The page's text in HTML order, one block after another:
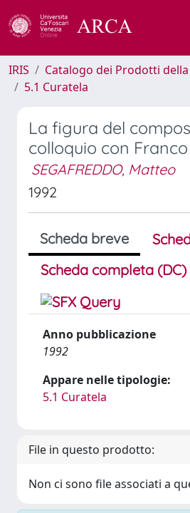
IRIS Catalogo dei Prodotti della
5.1 Curatela
La figura del
colloquio con
SEGAFREDDO, Matteo
1992
Scheda breve
Scheda completa (DC)
Anno pubblicazione
1992
Appare nelle tipologie:
5.1 Curatela
File in questo prodotto:
Non ci sono file associati a